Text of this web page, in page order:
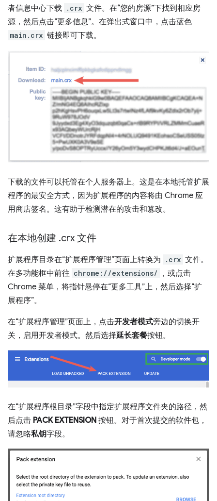
者信息中心下载 .crx 文件。在“您的房源”下找到相应房
源，然后点击“更多信息”。在弹出式窗口中，点击蓝色
main.crx 链接即可下载。
下载的文件可以托管在个人服务器上。这是在本地托管扩展
程序的最安全方式，因为扩展程序的内容将由 Chrome 应
用商店签名。这有助于检测潜在的攻击和篡改。
在本地创建 .crx 文件
扩展程序目录在“扩展程序管理”页面上转换为 .crx 文件。
在多功能框中前往 chrome://extensions/
，或点击
Chrome 菜单，将指针悬停在“更多工具”上，然后选择“扩
展程序”。
在“扩展程序管理”页面上，点击开发者模式旁边的切换开
关，启用开发者模式。然后选择延长套餐按钮。
在“扩展程序根目录”字段中指定扩展程序文件夹的路径，然
后点击 PACK EXTENSION 按钮。对于首次提交的软件包，
请忽略私钥字段。